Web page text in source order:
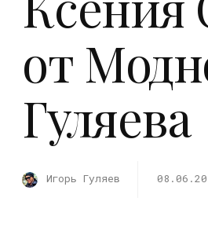
от
Гуляева
Игорь Гуляев